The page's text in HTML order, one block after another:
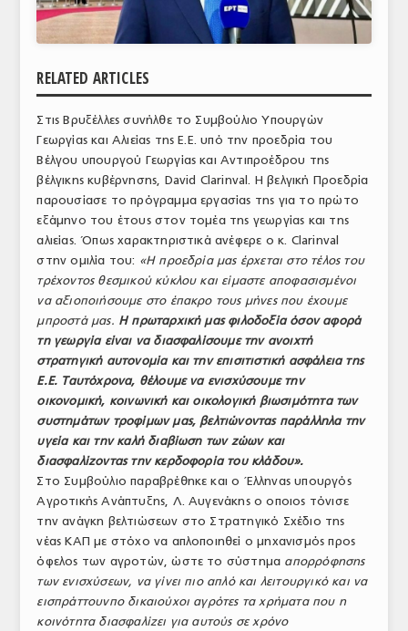
ΑΝΑΛΥΣΕΙΣ
ΣΦΑΓΕΙΑ
ΠΡΩΤΕΣ ΥΛΕΣ
ΥΠΗΡΕΣΙΕΣ
ΕΜΠΟΡΙΚΟΙ ΑΝΤΙΠΡΟΣΩΠΟΙ
ΝΟΜΟΘΕΣΙΑ
ΕΛΛΗΝΙΚΗ ΝΟΜΟΘΕΣΙΑ
ΕΥΡΩΠΑΪΚΗ ΝΟΜΟΘΕΣΙΑ
ΤΟ ΠΕΡΙΟΔΙΚΟ
Profile
ΑΡΧΕΙΟ ΤΕΥΧΩΝ
ΣΥΝΕΔΡΙΟ ΚΡΕΑΤΟΣ
RELATED ARTICLES
Στις Βρυξέλλες συνήλθε το Συμβούλιο Υπουργών
Γεωργίας και Αλιείας της Ε.Ε. υπό την προεδρία του
Βέλγου υπουργού Γεωργίας και Αντιπροέδρου της
βέλγικης κυβέρνησης, David Clarinval. Η βελγική Προεδρία
παρουσίασε το πρόγραμμα εργασίας της για το πρώτο
εξάμηνο του έτους στον τομέα της γεωργίας και της
αλιείας. Όπως χαρακτηριστικά ανέφερε ο κ. Clarinval
στην ομιλία του: «Η προεδρία μας έρχεται στο τέλος του
τρέχοντος θεσμικού κύκλου και είμαστε αποφασισμένοι
να αξιοποιήσουμε στο έπακρο τους μήνες που έχουμε
μπροστά μας. Η πρωταρχική μας φιλοδοξία όσον αφορά
τη γεωργία είναι να διασφαλίσουμε την ανοιχτή
στρατηγική αυτονομία και την επισιτιστική ασφάλεια της
Ε.Ε. Ταυτόχρονα, θέλουμε να ενισχύσουμε την
οικονομική, κοινωνική και οικολογική βιωσιμότητα των
συστημάτων τροφίμων μας, βελτιώνοντας παράλληλα την
υγεία και την καλή διαβίωση των ζώων και
διασφαλίζοντας την κερδοφορία του κλάδου».
Στο Συμβούλιο παραβρέθηκε και ο Έλληνας υπουργός
Αγροτικής Ανάπτυξης, Λ. Αυγενάκης ο οποιος τόνισε
την ανάγκη βελτιώσεων στο Στρατηγικό Σχέδιο της
νέας ΚΑΠ με στόχο να απλοποιηθεί ο μηχανισμός προς
όφελος των αγροτών, ώστε το σύστημα απορρόφησης
των ενισχύσεων, να γίνει πιο απλό και λειτουργικό και να
εισπράττουνπο δικαιούχοι αγρότες τα χρήματα που η
κοινότητα διασφαλίζει για αυτούς σε χρόνο